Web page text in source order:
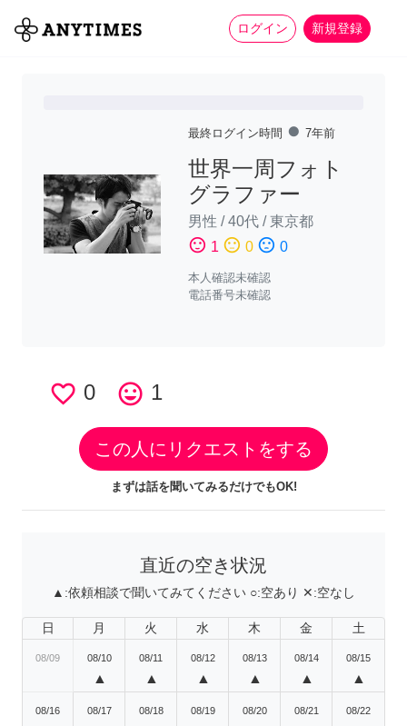
ログイン 新規登録
全て 家事 more_horiz
最終ログイン時間 fiber_manual_record 7年前
世界一周フォト
グラファー
男性 /40代 /東京都
sentiment_satisfied 1 sentiment_neutral 0 sentiment_dissatisfied 0
本人確認未確認
電話番号未確認
favorite_border 0 tag_faces 1
この人にリクエストをする
まずは話を聞いてみるだけでもOK!
直近の空き状況
▲:依頼相談で聞いてみてください ○:空あり ✕:空なし
日 月 火 水 木 金 土
08/09 08/10
▲
08/11
▲
08/12
▲
08/13
▲
08/14
▲
08/15
▲
08/16 08/17 08/18 08/19 08/20 08/21 08/22